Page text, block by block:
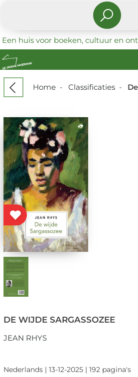
Home- Classificaties-
DE WIJDE SARGASSOZEE
JEAN RHYS
Nederlands | 13-12-2025 | 192 pagina's